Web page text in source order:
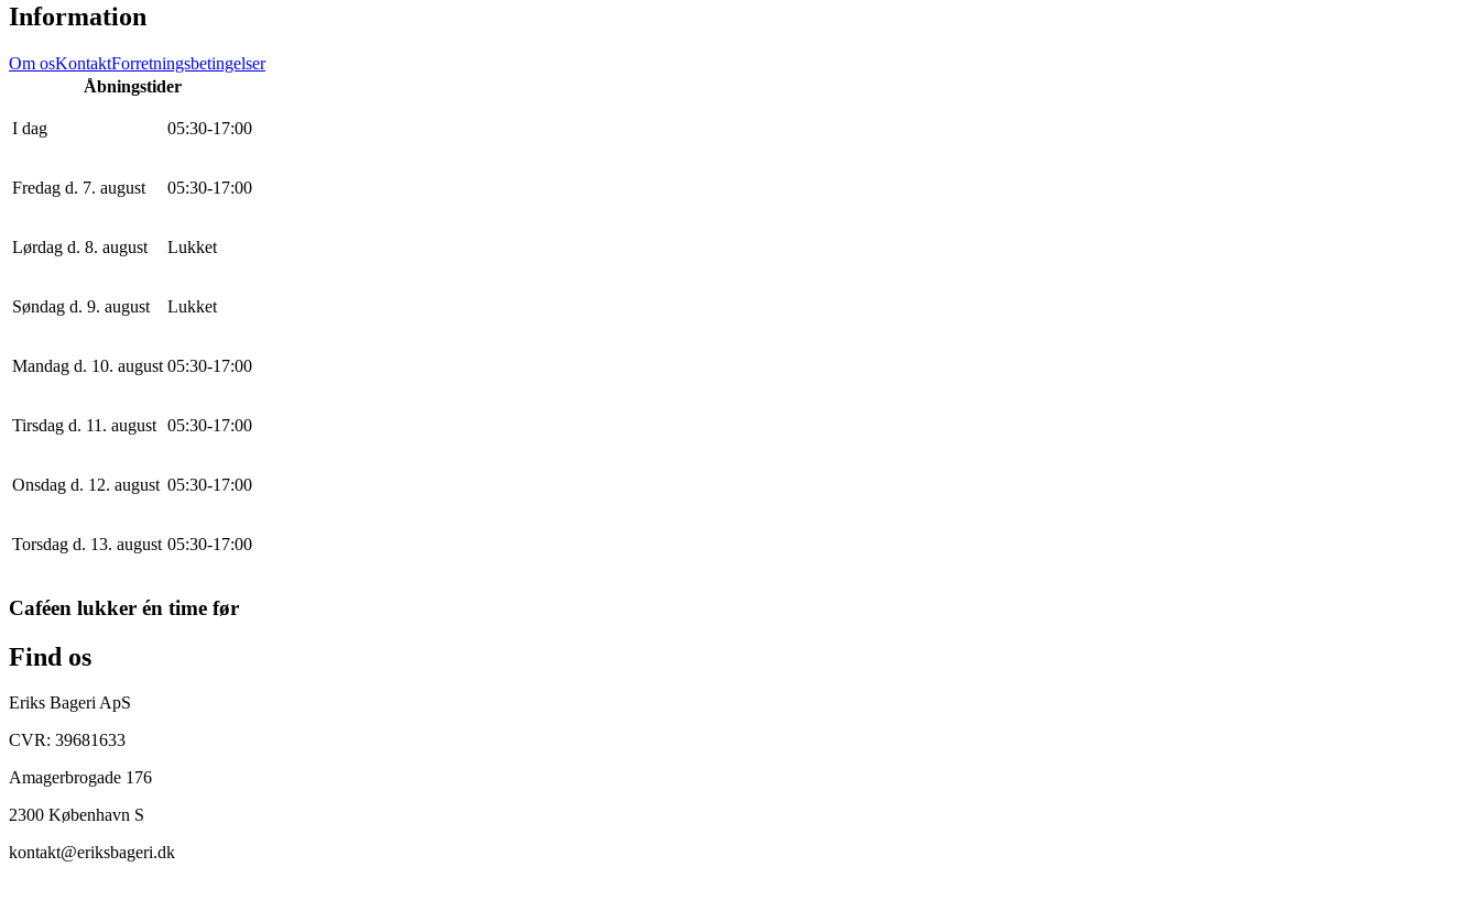
Information
Om osKontaktForretningsbetingelser
Åbningstider
I dag 05:30-17:00
Fredag d. 7. august 05:30-17:00
Lørdag d. 8. august Lukket
Søndag d. 9. august Lukket
Mandag d. 10. august 05:30-17:00
Tirsdag d. 11. august 05:30-17:00
Onsdag d. 12. august 05:30-17:00
Torsdag d. 13. august 05:30-17:00
Caféen lukker én time før
Find os
Eriks Bageri ApS
CVR: 39681633
Amagerbrogade 176
2300 København S
kontakt@eriksbageri.dk